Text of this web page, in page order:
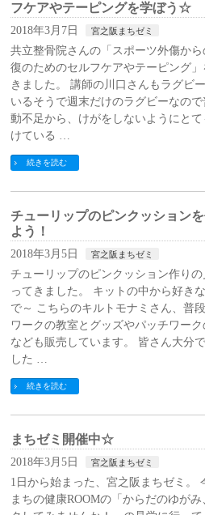
フケアやテーピングを学ぼう☆
2018年3月7日 宮之阪まちゼミ
共立整骨院さんの「スポーツ外傷から
復のためのセルフケアやテーピング
きました。 講師の川口さんもラグビ
いるそうで週末だけのラグビーなので
動不足から、けがをしないようにと
けている …
続きを読む
チューリップのピンクッション
よう！
2018年3月5日 宮之阪まちゼミ
チューリップのピンクッション作り
ってきました。 キットの中から好き
で～ こちらのキルトモナミさん、普
ワークの教室とグッズやパッチワーク
なども販売しています。 皆さん大分
した …
続きを読む
まちゼミ開催中☆
2018年3月5日 宮之阪まちゼミ
1日から始まった、宮之阪まちゼミ。
まちの健康ROOMの「からだのゆがみ